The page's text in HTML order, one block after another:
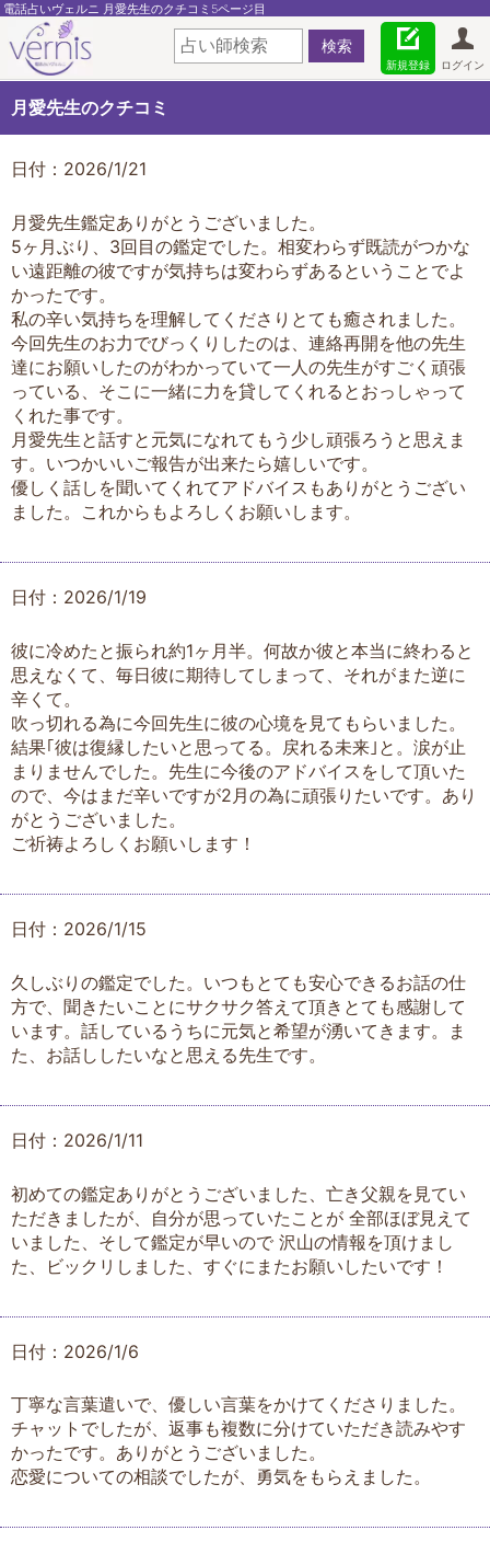
電話占いヴェルニ 月愛先生のクチコミ5ページ目
ログイン
新規登録
月愛先生のクチコミ
日付：2026/1/21
月愛先生鑑定ありがとうございました。
5ヶ月ぶり、3回目の鑑定でした。相変わらず既読がつかな
い遠距離の彼ですが気持ちは変わらずあるということでよ
かったです。
私の辛い気持ちを理解してくださりとても癒されました。
今回先生のお力でびっくりしたのは、連絡再開を他の先生
達にお願いしたのがわかっていて一人の先生がすごく頑張
っている、そこに一緒に力を貸してくれるとおっしゃって
くれた事です。
月愛先生と話すと元気になれてもう少し頑張ろうと思えま
す。いつかいいご報告が出来たら嬉しいです。
優しく話しを聞いてくれてアドバイスもありがとうござい
ました。これからもよろしくお願いします。
日付：2026/1/19
彼に冷めたと振られ約1ヶ月半。何故か彼と本当に終わると
思えなくて、毎日彼に期待してしまって、それがまた逆に
辛くて。
吹っ切れる為に今回先生に彼の心境を見てもらいました。
結果｢彼は復縁したいと思ってる。戻れる未来｣と。涙が止
まりませんでした。先生に今後のアドバイスをして頂いた
ので、今はまだ辛いですが2月の為に頑張りたいです。あり
がとうございました。
ご祈祷よろしくお願いします！
日付：2026/1/15
久しぶりの鑑定でした。いつもとても安心できるお話の仕
方で、聞きたいことにサクサク答えて頂きとても感謝して
います。話しているうちに元気と希望が湧いてきます。ま
た、お話ししたいなと思える先生です。
日付：2026/1/11
初めての鑑定ありがとうございました、亡き父親を見てい
ただきましたが、自分が思っていたことが 全部ほぼ見えて
いました、そして鑑定が早いので 沢山の情報を頂けまし
た、ビックリしました、すぐにまたお願いしたいです！
日付：2026/1/6
丁寧な言葉遣いで、優しい言葉をかけてくださりました。
チャットでしたが、返事も複数に分けていただき読みやす
かったです。ありがとうございました。
恋愛についての相談でしたが、勇気をもらえました。